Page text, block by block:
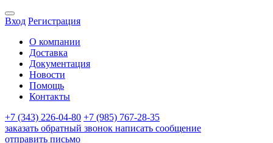
Вход Регистрация
О компании
Доставка
Документация
Новости
Помощь
Контакты
+7 (343) 226-04-80 +7 (985) 767-28-35
заказать обратный звонок написать сообщение
отправить письмо